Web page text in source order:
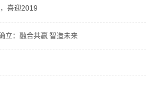
喜迎2019
立：融合共赢 智造未来